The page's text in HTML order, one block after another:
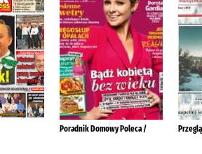
Poradnik Domowy Poleca /